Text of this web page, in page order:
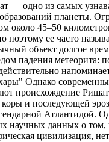
— одно из самых
планеты.
около 45–50
поэтому ее часто
объект долгое
падения метеорита:
Однако
происхождение
коры и последующей
Атлантидой.
научных данных о том,
цивилизация,